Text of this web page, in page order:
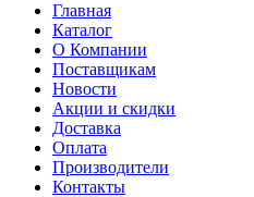
Главная
Каталог
О Компании
Поставщикам
Новости
Акции и скидки
Доставка
Оплата
Производители
Контакты